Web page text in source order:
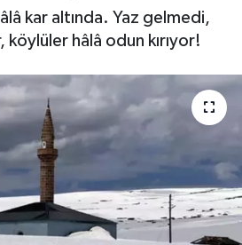
kar altında. Yaz gelmedi,
köylüler hâlâ odun kırıyor!